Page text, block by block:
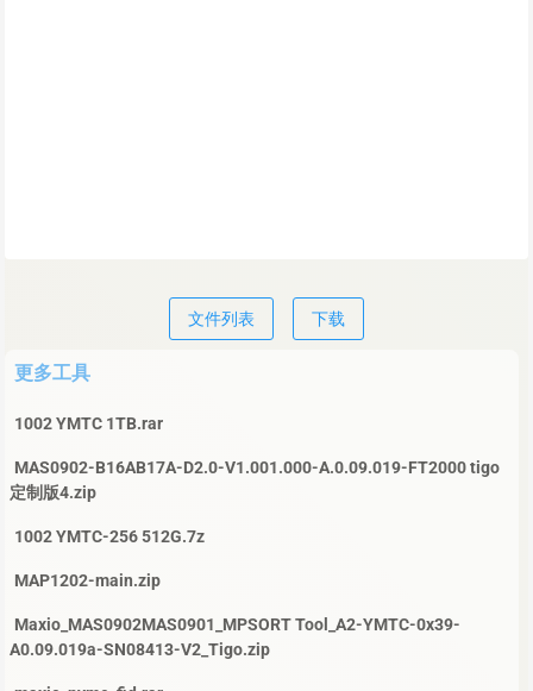
文件列表 下载
更多工具
1002 YMTC 1TB.rar
MAS0902-B16AB17A-D2.0-V1.001.000-A.0.09.019-FT2000 tigo
定制版4.zip
1002 YMTC-256 512G.7z
MAP1202-main.zip
Maxio_MAS0902MAS0901_MPSORT Tool_A2-YMTC-0x39-
A0.09.019a-SN08413-V2_Tigo.zip